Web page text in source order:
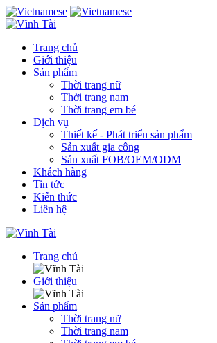
Trang chủ
Giới thiệu
Sản phẩm
Thời trang nữ
Thời trang nam
Thời trang em bé
Dịch vụ
Thiết kế - Phát triển sản phẩm
Sản xuất gia công
Sản xuất FOB/OEM/ODM
Khách hàng
Tin tức
Kiến thức
Liên hệ
Trang chủ
Giới thiệu
Sản phẩm
Thời trang nữ
Thời trang nam